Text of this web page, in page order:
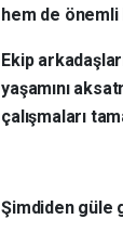
hem de önemli
Ekip
yaşamını
çalışmaları
Şimdiden güle